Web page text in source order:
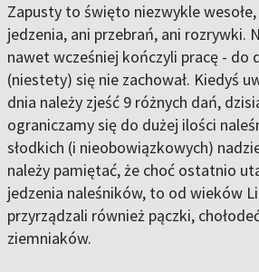
Zapusty to święto niezwykle
jedzenia, ani przebrań, ani rozrywki.
nawet wcześniej kończyli pracę - do
(niestety) się nie zachował. Kiedyś
dnia należy zjeść 9 różnych dań,
ograniczamy się do dużej ilości
słodkich (i nieobowiązkowych)
należy pamiętać, że choć ostatnio
jedzenia naleśników, to od wieków
przyrządzali również pączki,
ziemniaków.